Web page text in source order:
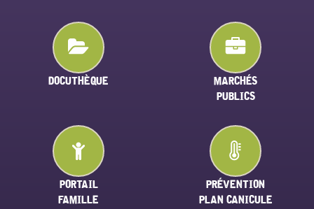
DOCUTHÈQUE
MARCHÉS
PUBLICS
PORTAIL
FAMILLE
PRÉVENTION
PLAN CANICULE